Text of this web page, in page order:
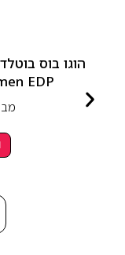
Bottled Beyond for Women EDP